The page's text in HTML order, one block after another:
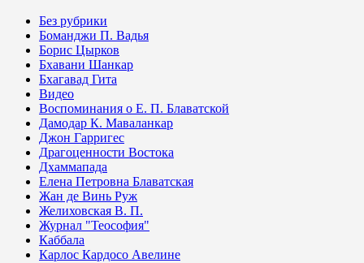
Без рубрики
Боманджи П. Вадья
Борис Цырков
Бхавани Шанкар
Бхагавад Гита
Видео
Воспоминания о Е. П. Блаватской
Дамодар К. Маваланкар
Джон Гарригес
Драгоценности Востока
Дхаммапада
Елена Петровна Блаватская
Жан де Винь Руж
Желиховская В. П.
Журнал "Теософия"
Каббала
Карлос Кардосо Авелине